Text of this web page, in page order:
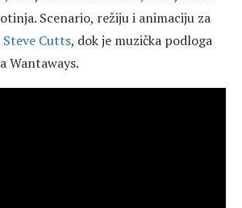
Scenario, režiju i animaciju za
Steve Cutts, dok je muzička podloga
Wantaways.